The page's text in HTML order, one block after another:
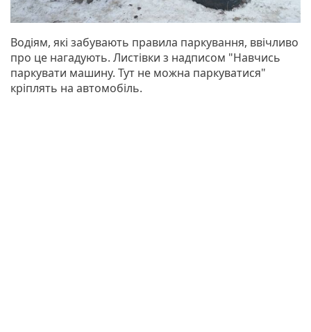
Водіям, які забувають правила паркування, ввічливо
про це нагадують. Листівки з надписом "Навчись
паркувати машину. Тут не можна паркуватися"
кріплять на автомобіль.